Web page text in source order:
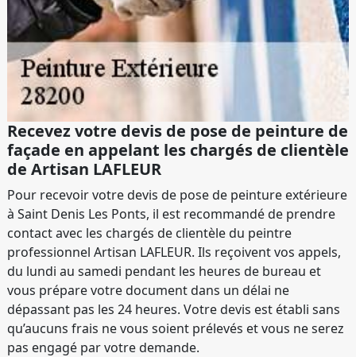
Recevez votre devis de pose de peinture de
façade en appelant les chargés de clientèle
de Artisan LAFLEUR
Pour recevoir votre devis de pose de peinture extérieure
à Saint Denis Les Ponts, il est recommandé de prendre
contact avec les chargés de clientèle du peintre
professionnel Artisan LAFLEUR. Ils reçoivent vos appels,
du lundi au samedi pendant les heures de bureau et
vous prépare votre document dans un délai ne
dépassant pas les 24 heures. Votre devis est établi sans
qu’aucuns frais ne vous soient prélevés et vous ne serez
pas engagé par votre demande.